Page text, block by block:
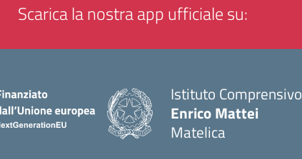
Scarica la nostra app ufficiale su:
Istituto Comprensivo
Enrico Mattei
Matelica